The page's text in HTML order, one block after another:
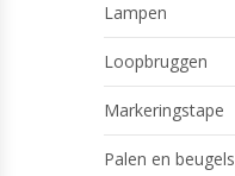
Lampen
Loopbruggen
Markeringstape
Palen en beugels